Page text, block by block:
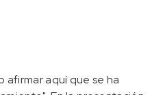
afirmar aquí que se ha